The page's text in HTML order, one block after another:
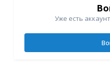
Уже есть